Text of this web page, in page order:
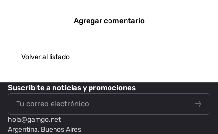
Agregar comentario
Volver al listado
Suscribitea noticias y promociones
hola@gamgo.net
Argentina, Buenos Aires